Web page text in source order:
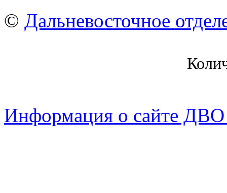
© Дальневосточное
Информация о сайте